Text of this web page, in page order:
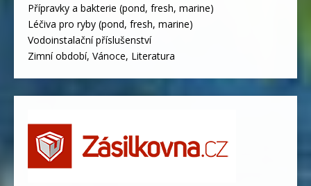
Přípravky a bakterie (pond, fresh, marine)
Léčiva pro ryby (pond, fresh, marine)
Vodoinstalační příslušenství
Zimní období, Vánoce, Literatura